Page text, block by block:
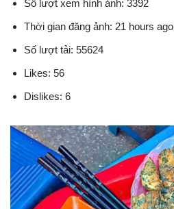
Số lượt xem hình ảnh: 3392
Thời gian đăng ảnh: 21 hours ago
Số lượt tải: 55624
Likes: 56
Dislikes: 6